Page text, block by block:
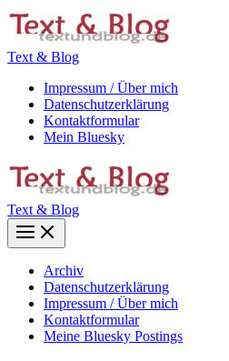
Zum
Inhalt
Text & Blog
Impressum / Über mich
Datenschutzerklärung
Kontaktformular
Mein Bluesky
Text & Blog
Main
Menu
Archiv
Datenschutzerklärung
Impressum / Über mich
Kontaktformular
Meine Bluesky Postings